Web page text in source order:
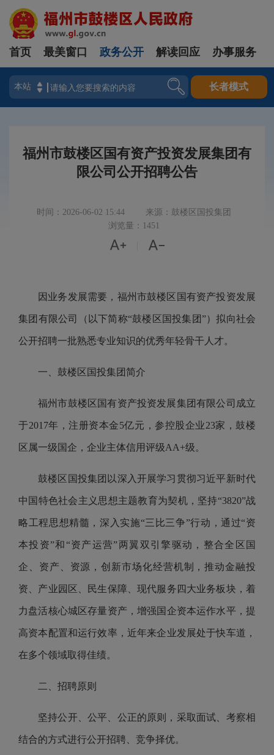
登录
首页 最美窗口 政务公开 解读回应 办事服务
长者模式
福州市鼓楼区国有资产投资发展集团有
限公司公开招聘公告
时间：2026-06-02 15:44
来源：鼓楼区国投集团
浏览量：1451
 
因业务发展需要，福州市鼓楼区国有资产投资发展
集团有限公司（以下简称“鼓楼区国投集团”）拟向社会
公开招聘一批熟悉专业知识的优秀年轻骨干人才。
一、鼓楼区国投集团简介
福州市鼓楼区国有资产投资发展集团有限公司成立
于2017年，注册资本金5亿元，参控股企业23家，鼓楼
区属一级国企，企业主体信用评级AA+级。
鼓楼区国投集团以深入开展学习贯彻习近平新时代
中国特色社会主义思想主题教育为契机，坚持“3820”战
略工程思想精髓，深入实施“三比三争”行动，通过“资
本投资”和“资产运营”两翼双引擎驱动，整合全区国
企、资产、资源，创新市场化经营机制，推动金融投
资、产业园区、民生保障、现代服务四大业务板块，着
力盘活核心城区存量资产，增强国企资本运作水平，提
高资本配置和运行效率，近年来企业发展处于快车道，
在多个领域取得佳绩。
二、招聘原则
坚持公开、公平、公正的原则，采取面试、考察相
结合的方式进行公开招聘、竞争择优。